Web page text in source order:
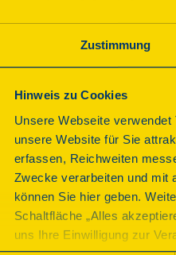
Zustimmung
Hinweis zu Cookies
Unsere Webseite
unsere Website für Sie
erfassen, Reichweiten
Zwecke verarbeiten und mit
können Sie hier geben.
Schaltfläche „Alles
uns Ihre Einwilligung zur
&
11:00 - 16:00 Uhr
Littfeld-Burgholdinghausen
(Schriftführerin)
Littfeld-Burgholdinghausen